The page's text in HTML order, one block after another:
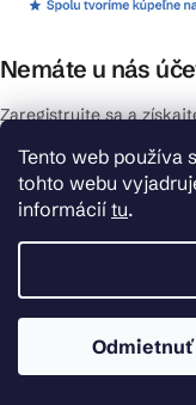
Tento web používa
tohto webu
informácií tu.
Odmietnuť
Nemáte u nás
Zaregistrujte sa a
Rýchlejší nákup
Prehľad o stave
Kompletná história
Špeciálne akcie,
Zaregistrujte sa
Rýchlejší nákup